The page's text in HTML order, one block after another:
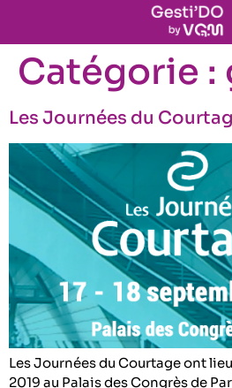
Catégorie :
Les Journées du
Les Journées du Courtage ont
2019 au Palais des Congrès de